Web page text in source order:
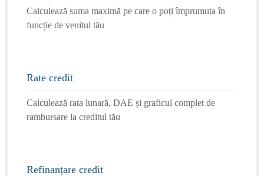
Calculează suma maximă pe care o poți împrumuta în
funcție de venitul tău
Rate credit
Calculează rata lunară, DAE și graficul complet de
rambursare la creditul tău
Refinanțare credit